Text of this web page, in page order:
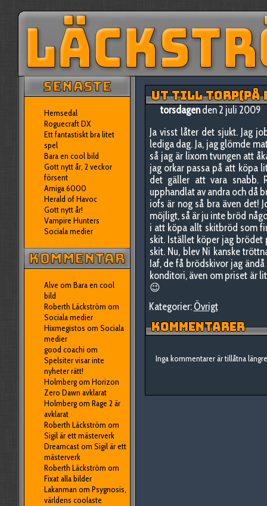
Hemsedal
Roguecraft DX
Ett fantastiskt bra litet
spel
Bara en cool bild
Gott nytt år, 2 veckor
försent
Amiga 6000
Herald of Havoc
Gott nytt år!
Vampire Hunters
Sociala medier
Alve om Bara en cool
bild
Roberth Läckström om
Sociala medier
Hixmegistos om Sociala
medier
good coachi om
Spelsiter visar inte
nyheter rätt!
Holmbergom Horizon
Zero Dawn avklarat
Holmbergom Rage 2 är
avklarat
Roberth Läckström om
Sigil är ett mästerverk
Dreamcastom Sigil är ett
mästerverk
Roberth Läckström om
Fixat alla bilder
Lakanman om Psygnosis,
världens coolaste
UT TILL TORP(PÅ
torsdagenden 2 juli 2009
Ja visst låter det sjukt. Jag
lediga dag. Ja, jag glömde
så jag är lixom tvungen att
jag orkar passa på att köpa
det gäller att vara snabb.
upphandlat av andra och då
iofs är nog så bra även det!
möjligt, så är ju inte bröd
i att köpa allt skitbröd som
skit. Istället köper jag
skit. Nu, blev Ni kanske
Iaf, de få brödskivor jag
konditori, även om priset är
😉
Kategorier:Övrigt
KOMMENTARER
Inga kommentarer är tillåtna